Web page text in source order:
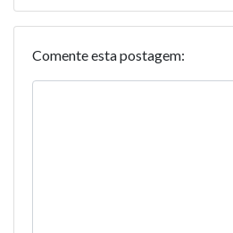
Comente esta postagem: